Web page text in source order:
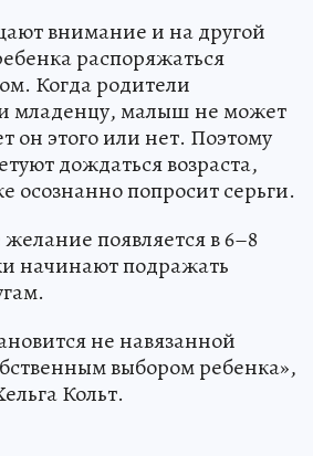
внимание и на другой
распоряжаться
Когда родители
младенцу, малыш не может
он этого или нет. Поэтому
дождаться возраста,
осознанно попросит серьги.
появляется в 6–8
начинают подражать
не навязанной
выбором ребенка»,
Кольт.